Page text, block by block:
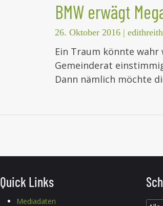
BMW erwägt
26. Oktober 2016 |
Ein Traum könnte
Gemeinderat
Dann nämlich möchte
Quick Links
Mediadaten